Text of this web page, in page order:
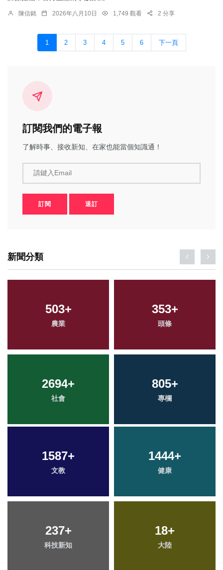
陳信銘 2026年八月10日 1,749 觀看 2 分享
1 2 3 4 5 6 下一頁
訂閱我們的電子報
了解時事、接收新知、在家也能當個知識通！
請鍵入Email
訂閱 退訂
新聞分類
503+
農業
353+
頭條
2694+
社會
805+
專欄
1587+
文教
1444+
健康
237+
科技新知
18+
大陸